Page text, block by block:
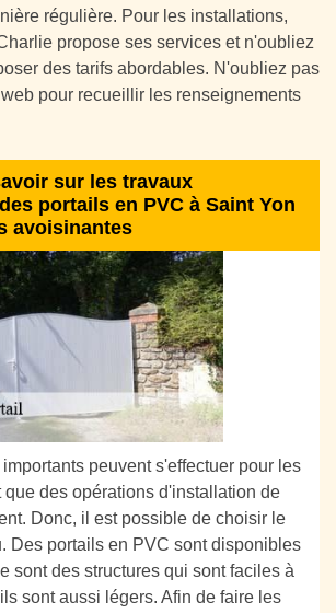
régulière. Pour les installations,
propose ses services et n'oubliez
des tarifs abordables. N'oubliez pas
pour recueillir les renseignements
sur les travaux
portails en PVC à Saint Yon
avoisinantes
peuvent s'effectuer pour les
que des opérations d'installation de
Donc, il est possible de choisir le
Des portails en PVC sont disponibles
sont des structures qui sont faciles à
sont aussi légers. Afin de faire les